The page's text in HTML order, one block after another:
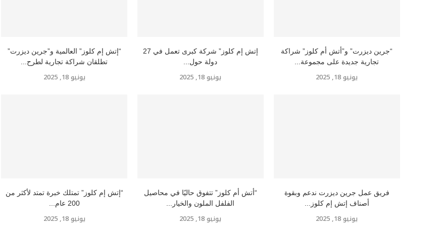
“إتش إم كلوز” العالمية و”جرين ديزرت”
تطلقان شراكة تجارية لطرح...
يونيو 18, 2025
إتش إم كلوز” شركة كبرى تعمل في 27
دولة حول...
يونيو 18, 2025
“جرين ديزرت” و”أتش أم كلوز” شراكة
تجارية جديدة على مجموعة...
يونيو 18, 2025
“إتش إم كلوز” تمتلك خبرة تمتد لأكثر من
200 عام...
يونيو 18, 2025
“أتش أم كلوز” تتفوق حاليًا في محاصيل
الفلفل الملون والخيار...
يونيو 18, 2025
فريق عمل جرين ديزرت ندعم وبقوة
أصناف إتش إم كلوز...
يونيو 18, 2025